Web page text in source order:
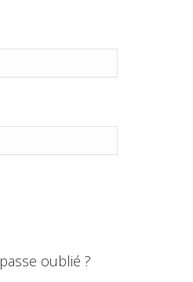
oublié ?